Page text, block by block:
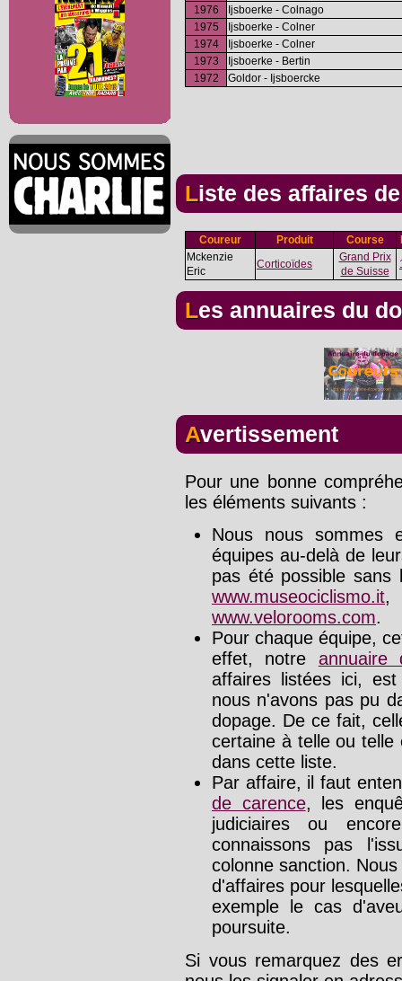
1976
Ijsboerke - Colnago
1975
Ijsboerke - Colner
1974
Ijsboerke - Colner
1973
Ijsboerke - Bertin
1972
Goldor - Ijsboercke
Liste des affaires
Coureur Produit Course
Mckenzie
Eric
Corticoïdes
Grand Prix
de Suisse
Les annuaires du
Avertissement
Pour une bonne
les éléments suivants :
Nous nous sommes
équipes au-delà de
pas été possible sans
www.museociclismo.it
www.velorooms.com.
Pour chaque équipe,
effet, notre annuaire
affaires listées ici,
nous n'avons pas pu
dopage. De ce fait,
certaine à telle ou telle
dans cette liste.
Par affaire, il faut
de carence, les
judiciaires ou
connaissons pas
colonne sanction.
d'affaires pour
exemple le cas
poursuite.
Si vous remarquez des